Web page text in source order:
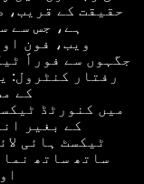
حقیقت کے قریب،
ہے، جس سے
جگہوں سے فوراً
رفتار کنٹرول:
کے
کے بغیر
ٹیکسٹ ہائی
ساتھ ساتھ